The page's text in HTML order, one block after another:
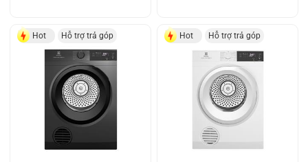
Hot Hỗ trợ trả góp Hot Hỗ trợ trả góp